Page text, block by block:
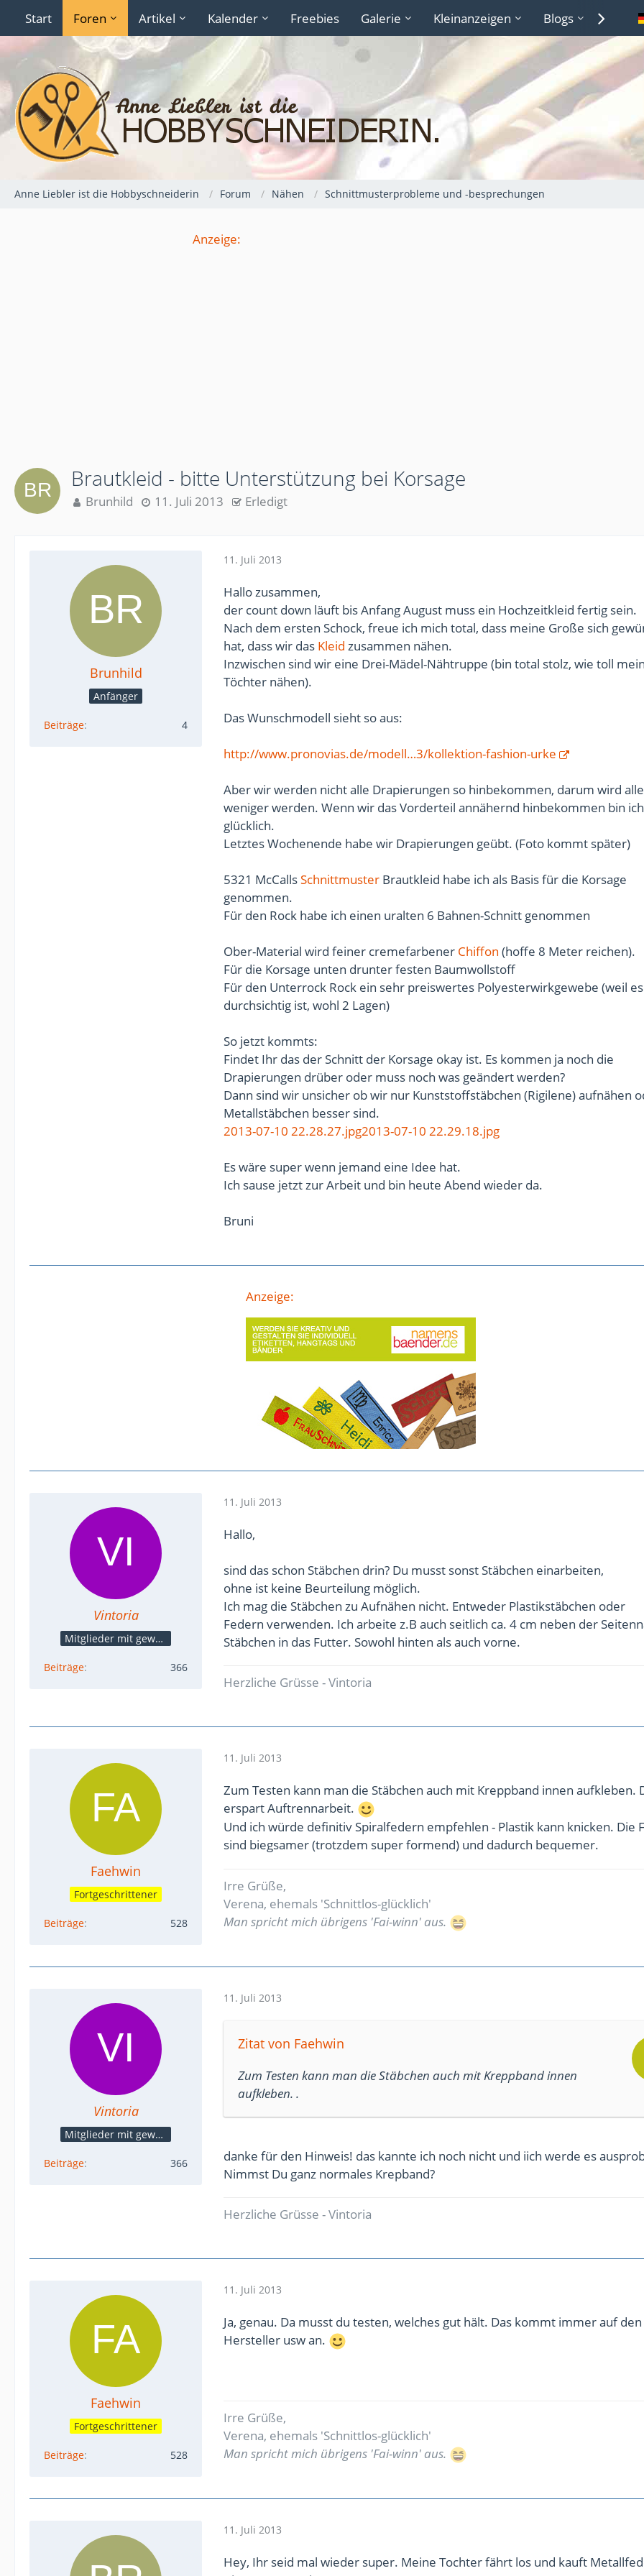
Start Foren Artikel Kalender Freebies Galerie Kleinanzeigen Blogs
Anne Liebler ist die Hobbyschneiderin Forum Nähen Schnittmusterprobleme und -besprechungen
Anzeige:
Brautkleid - bitte Unterstützung bei Korsage
Brunhild 11. Juli 2013 Erledigt
Brunhild
Anfänger
Beiträge 4
11. Juli 2013
Hallo zusammen,
der count down läuft bis Anfang August muss ein Hochzeitkleid fertig sein.
Nach dem ersten Schock, freue ich mich total, dass meine Große sich
hat, dass wir das Kleid zusammen nähen.
Inzwischen sind wir eine Drei-Mädel-Nähtruppe (bin total stolz, wie toll
Töchter nähen).
Das Wunschmodell sieht so aus:
http://www.pronovias.de/modell…3/kollektion-fashion-urke
Aber wir werden nicht alle Drapierungen so hinbekommen, darum wird
weniger werden. Wenn wir das Vorderteil annähernd hinbekommen bin ich
glücklich.
Letztes Wochenende habe wir Drapierungen geübt. (Foto kommt später)
5321 McCallsSchnittmuster Brautkleid habe ich als Basis für die Korsage
genommen.
Für den Rock habe ich einen uralten 6 Bahnen-Schnitt genommen
Ober-Material wird feiner cremefarbener Chiffon (hoffe 8 Meter reichen).
Für die Korsage unten drunter festen Baumwollstoff
Für den Unterrock Rock ein sehr preiswertes Polyesterwirkgewebe (weil
durchsichtig ist, wohl 2 Lagen)
So jetzt kommts:
Findet Ihr das der Schnitt der Korsage okay ist. Es kommen ja noch die
Drapierungen drüber oder muss noch was geändert werden?
Dann sind wir unsicher ob wir nur Kunststoffstäbchen (Rigilene) aufnähen
Metallstäbchen besser sind.
2013-07-10 22.28.27.jpg2013-07-10 22.29.18.jpg
Es wäre super wenn jemand eine Idee hat.
Ich sause jetzt zur Arbeit und bin heute Abend wieder da.
Bruni
Anzeige:
Vintoria
Mitglieder mit gewerblicher Verbindung, auch als Mitarbeiter/in
Beiträge 366
11. Juli 2013
Hallo,
sind das schon Stäbchen drin? Du musst sonst Stäbchen einarbeiten,
ohne ist keine Beurteilung möglich.
Ich mag die Stäbchen zu Aufnähen nicht. Entweder Plastikstäbchen oder
Federn verwenden. Ich arbeite z.B auch seitlich ca. 4 cm neben der
Stäbchen in das Futter. Sowohl hinten als auch vorne.
Herzliche Grüsse - Vintoria
Faehwin
Fortgeschrittener
Beiträge 528
11. Juli 2013
Zum Testen kann man die Stäbchen auch mit Kreppband innen aufkleben.
erspart Auftrennarbeit.
Und ich würde definitiv Spiralfedern empfehlen - Plastik kann knicken. Die
sind biegsamer (trotzdem super formend) und dadurch bequemer.
Irre Grüße,
Verena, ehemals 'Schnittlos-glücklich'
Man spricht mich übrigens 'Fai-winn' aus.
Vintoria
Mitglieder mit gewerblicher Verbindung, auch als Mitarbeiter/in
Beiträge 366
11. Juli 2013
Zitat von Faehwin
Zum Testen kann man die Stäbchen auch mit Kreppband innen
aufkleben. .
danke für den Hinweis! das kannte ich noch nicht und iich werde es
Nimmst Du ganz normales Krepband?
Herzliche Grüsse - Vintoria
Faehwin
Fortgeschrittener
Beiträge 528
11. Juli 2013
Ja, genau. Da musst du testen, welches gut hält. Das kommt immer auf den
Hersteller usw an.
Irre Grüße,
Verena, ehemals 'Schnittlos-glücklich'
Man spricht mich übrigens 'Fai-winn' aus.
11. Juli 2013
Hey, Ihr seid mal wieder super. Meine Tochter fährt los und kauft